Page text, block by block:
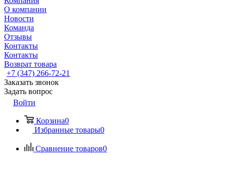
О компании
Новости
Команда
Отзывы
Контакты
Контакты
Возврат товара
+7 (347) 266-72-21
Заказать звонок
Задать вопрос
Войти
Корзина0
Избранные товары0
Сравнение товаров0